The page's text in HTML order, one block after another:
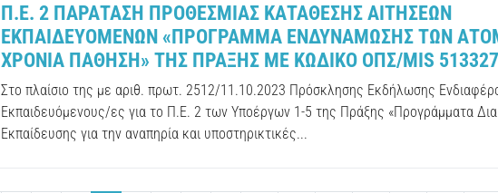
Π.Ε. 2 ΠΑΡΑΤΑΣΗ ΠΡΟΘΕΣΜΙΑΣ ΚΑΤΑΘΕΣΗΣ ΑΙΤΗΣΕΩΝ
ΕΚΠΑΙΔΕΥΟΜΕΝΩΝ «ΠΡΟΓΡΑΜΜΑ ΕΝΔΥΝΑΜΩΣΗΣ ΤΩΝ
ΧΡΟΝΙΑ ΠΑΘΗΣΗ» ΤΗΣ ΠΡΑΞΗΣ ΜΕ ΚΩΔΙΚΟ ΟΠΣ/MIS
Στο πλαίσιο της με αριθ. πρωτ. 2512/11.10.2023 Πρόσκλησης Εκδήλωσης
Εκπαιδευόμενους/ες για το Π.Ε. 2 των Υποέργων 1-5 της Πράξης «Προγράμματα Δια
Εκπαίδευσης για την αναπηρία και υποστηρικτικές...